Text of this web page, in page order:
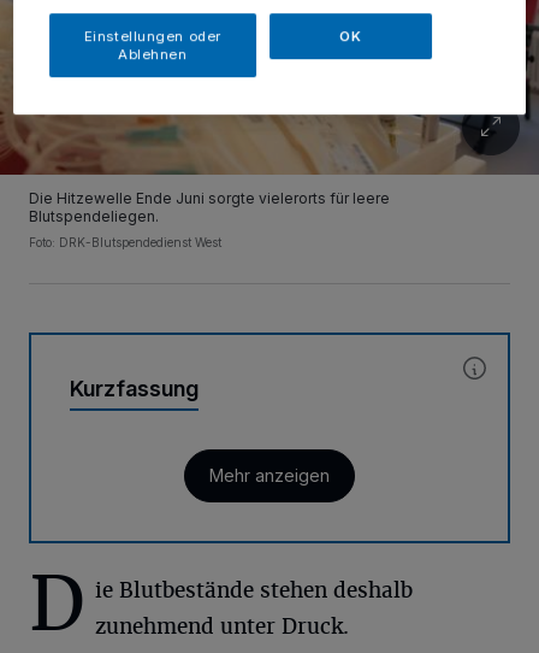
Die Hitzewelle Ende Juni sorgte vielerorts für leere
Blutspendeliegen.
Foto: DRK-Blutspendedienst West
Kurzfassung
Mehr anzeigen
D ie Blutbestände stehen deshalb
zunehmend unter Druck.
Einstellungen oder
Ablehnen
OK